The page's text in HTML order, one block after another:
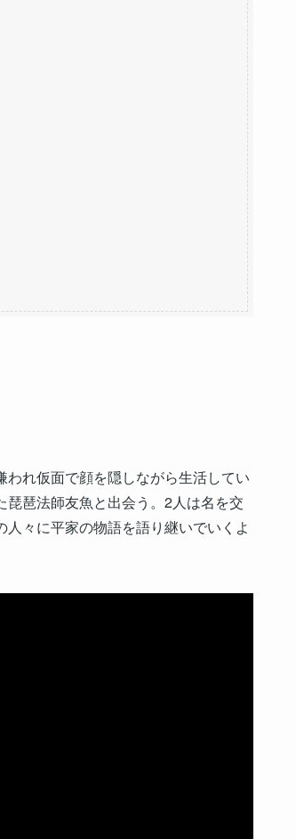
れ仮面で顔を隠しながら生活してい
琶法師友魚と出会う。2人は名を交
々に平家の物語を語り継いでいくよ